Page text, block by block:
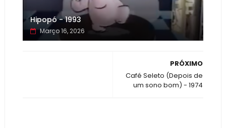
Hipopó - 1993
Março 16, 2026
PRÓXIMO
Café Seleto (Depois de
um sono bom) - 1974